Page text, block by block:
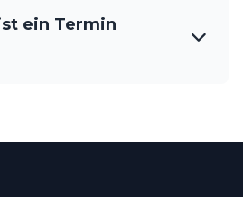
ein Termin